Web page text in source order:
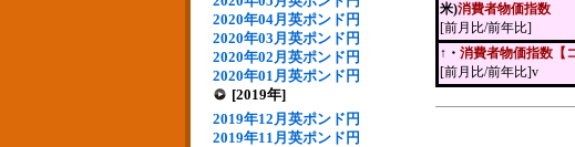
2020年04月英ポンド円
2020年03月英ポンド円
2020年02月英ポンド円
2020年01月英ポンド円
[2019年]
2019年12月英ポンド円
2019年11月英ポンド円
米)消費者物価指数
[前月比/前年比]
↑・ 消費者物価指数【
[前月比/前年比]v